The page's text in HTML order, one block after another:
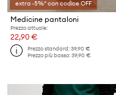
extra -5%* con codice OFF
Medicine pantaloni
Prezzo attuale:
22,90 €
Prezzo standard:39,90 €
Prezzo più basso:39,90 €